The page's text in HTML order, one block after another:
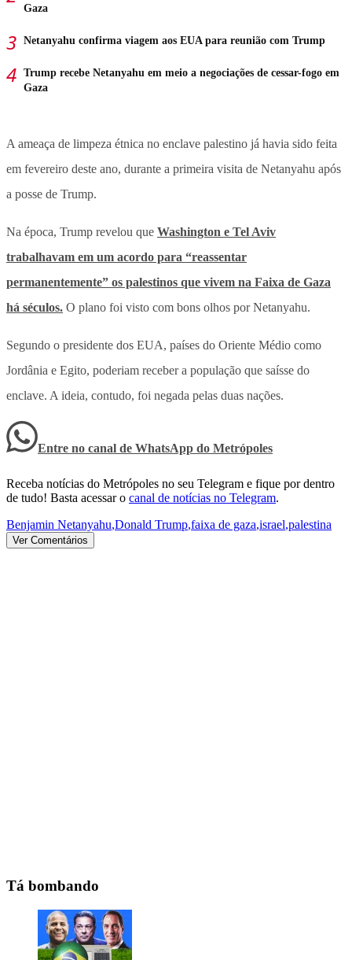
Gaza
Netanyahu confirma viagem aos EUA para reunião com Trump
Trump recebe Netanyahu em meio a negociações de cessar-fogo em
Gaza
A ameaça de limpeza étnica no enclave palestino já havia sido feita
em fevereiro deste ano, durante a primeira visita de Netanyahu após
a posse de Trump.
Na época, Trump revelou que Washington e Tel Aviv
trabalhavam em um acordo para “reassentar
permanentemente” os palestinos que vivem na Faixa de Gaza
há séculos. O plano foi visto com bons olhos por Netanyahu.
Segundo o presidente dos EUA, países do Oriente Médio como
Jordânia e Egito, poderiam receber a população que saísse do
enclave. A ideia, contudo, foi negada pelas duas nações.
Entre no canal de WhatsApp do Metrópoles
Receba notícias do Metrópoles no seu Telegram e fique por dentro
de tudo! Basta acessar o canal de notícias no Telegram.
Benjamin Netanyahu,Donald Trump,faixa de gaza,israel,palestina
Ver Comentários
Tá bombando